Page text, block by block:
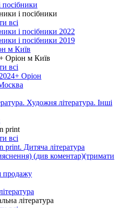
посібники
і посібники
всі
і посібники 2022
і посібники 2019
м Київ
Оріон м Київ
всі
Оріон
Художня література. Інші
print
всі
print. Дитяча література
(див коментар)(тримати
продажу
література